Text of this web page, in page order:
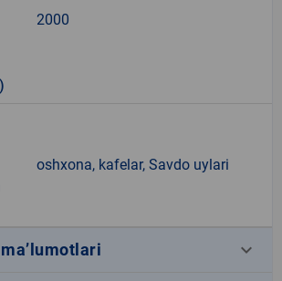
2000
oshxona, kafelar, Savdo uylari
keyboard_arrow_down